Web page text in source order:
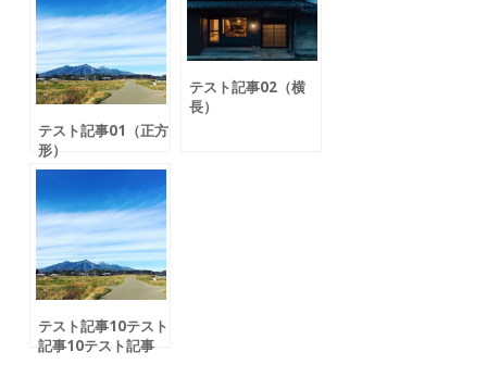
テスト記事01（正方
形）
テスト記事02（横
長）
テスト記事10テスト
記事10テスト記事